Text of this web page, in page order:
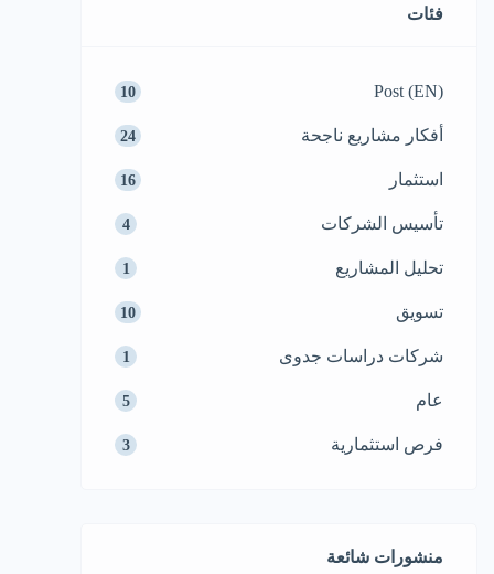
دراسة السوق بعناية قبل […]فئات
Post (EN)
10
أفكار مشاريع ناجحة 24
استثمار 16
تأسيس الشركات 4
تحليل المشاريع 1
تسويق 10
شركات دراسات جدوى 1
عام 5
فرص استثمارية 3
منشورات شائعة